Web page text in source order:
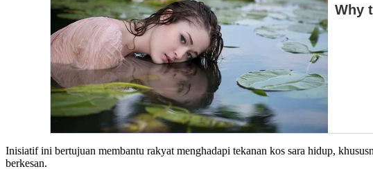
Inisiatif ini bertujuan membantu rakyat menghadapi tekanan kos sara hidup,
berkesan.